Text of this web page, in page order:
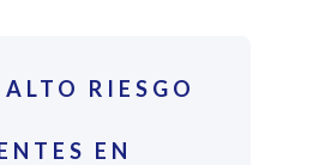
RIESGO
EN